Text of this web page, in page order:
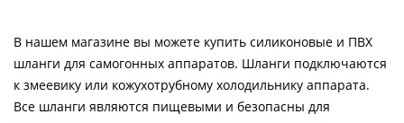
В нашем магазине вы можете купить силиконовые и ПВХ
шланги для самогонных аппаратов. Шланги подключаются
к змеевику или кожухотрубному холодильнику аппарата.
Все шланги являются пищевыми и безопасны для